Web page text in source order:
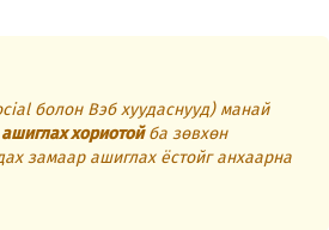
болон Вэб хуудаснууд) манай
хориотойба зөвхөн
замаар ашиглах ёстойг анхаарна